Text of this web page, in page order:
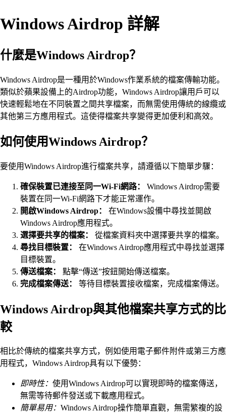
Windows Airdrop 詳解
什麼是Windows Airdrop？
Windows Airdrop是一種用於Windows作業系統的檔案傳輸功能。
類似於蘋果設備上的Airdrop功能，Windows Airdrop讓用戶可以
快速輕鬆地在不同裝置之間共享檔案，而無需使用傳統的線纜或
其他第三方應用程式。這使得檔案共享變得更加便利和高效。
如何使用Windows Airdrop？
要使用Windows Airdrop進行檔案共享，請遵循以下簡單步驟：
確保裝置已連接至同一Wi-Fi網路：
Windows Airdrop需要
裝置在同一Wi-Fi網路下才能正常運作。
開啟Windows Airdrop：
在Windows設備中尋找並開啟
Windows Airdrop應用程式。
選擇要共享的檔案：
從檔案資料夾中選擇要共享的檔案。
尋找目標裝置：
在Windows Airdrop應用程式中尋找並選擇
目標裝置。
傳送檔案：
點擊“傳送”按鈕開始傳送檔案。
完成檔案傳送：
等待目標裝置接收檔案，完成檔案傳送。
Windows Airdrop與其他檔案共享方式的比
較
相比於傳統的檔案共享方式，例如使用電子郵件附件或第三方應
用程式，Windows Airdrop具有以下優勢：
即時性： 使用Windows Airdrop可以實現即時的檔案傳送，
無需等待郵件發送或下載應用程式。
簡單易用： Windows Airdrop操作簡單直觀，無需繁複的設